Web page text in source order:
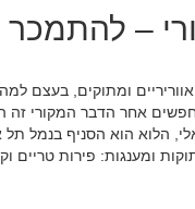
– להתמכר
אווריריים ומתוקים,
אחר הדבר המקורי זה
הלוא הוא הסניף
ומענגות: פירות טריים